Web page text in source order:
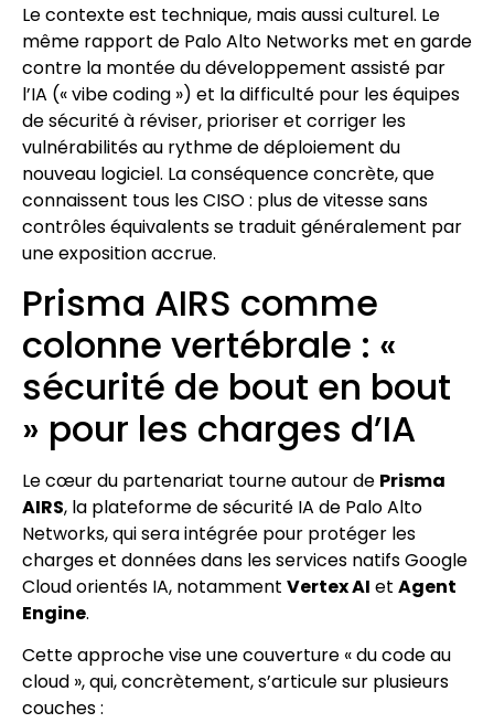
Le contexte est technique, mais aussi culturel. Le
même rapport de Palo Alto Networks met en garde
contre la montée du développement assisté par
l’IA (« vibe coding ») et la difficulté pour les équipes
de sécurité à réviser, prioriser et corriger les
vulnérabilités au rythme de déploiement du
nouveau logiciel. La conséquence concrète, que
connaissent tous les CISO : plus de vitesse sans
contrôles équivalents se traduit généralement par
une exposition accrue.
Prisma AIRS comme
colonne vertébrale : «
sécurité de bout en bout
» pour les charges d’IA
Le cœur du partenariat tourne autour de Prisma
AIRS, la plateforme de sécurité IA de Palo Alto
Networks, qui sera intégrée pour protéger les
charges et données dans les services natifs Google
Cloud orientés IA, notamment Vertex AI et Agent
Engine.
Cette approche vise une couverture « du code au
cloud », qui, concrètement, s’articule sur plusieurs
couches :